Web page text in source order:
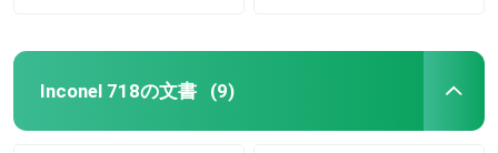
Inconel 718の文書 (9)